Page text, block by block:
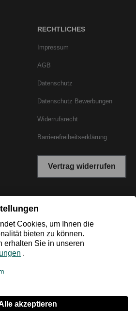
RECHTLICHES
Impressum
AGB
Datenschutz
Datenschutz Bewerbungen
Widerrufsrecht
Barrierefreiheitserklärung
Vertrag widerrufen